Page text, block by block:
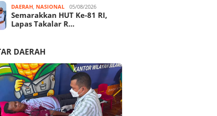
DAERAH, NASIONAL 05/08/2026
Semarakkan HUT Ke-81 RI,
Lapas Takalar R…
DAERAH